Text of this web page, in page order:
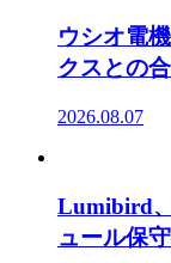
ウシオ電
クスとの
2026.08.07
Lumibird
ュール保